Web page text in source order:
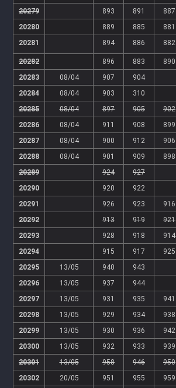
20279
893 891
887
20280
889 885
881
20281
894 886 882
20282 896 883
890
20283
08/04 907
904
20284
08/04 903
310
20285
08/04 897 905
902
20286
08/04 911 908
899
20287
08/04 900 912
906
20288
08/04 901 909
898
20289
924
927
20290
920
922
20291
926 923
916
20292
913 919
921
20293
928 918
914
20294
915 917
925
20295
13/05 940
943
20296
13/05 937
944
20297
13/05 931 935
941
20298
13/05 929 934
938
20299
13/05 930 936
942
20300
13/05 932 933
939
20301
13/05 958 946
950
20302
20/05 951 955
959